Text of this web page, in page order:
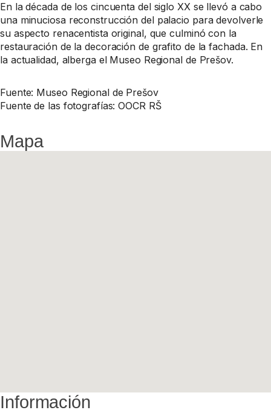
En la década de los cincuenta del siglo XX se llevó a cabo
una minuciosa reconstrucción del palacio para devolverle
su aspecto renacentista original, que culminó con la
restauración de la decoración de grafito de la fachada. En
la actualidad, alberga el Museo Regional de Prešov.
Fuente: Museo Regional de Prešov
Fuente de las fotografías: OOCR RŠ
Mapa
Información